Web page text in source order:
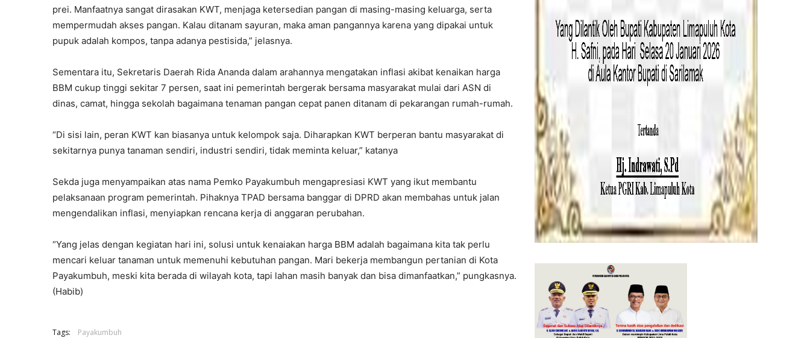
prei. Manfaatnya sangat dirasakan KWT, menjaga ketersedian pangan di masing-masing keluarga, serta
mempermudah akses pangan. Kalau ditanam sayuran, maka aman pangannya karena yang dipakai untuk
pupuk adalah kompos, tanpa adanya pestisida,” jelasnya.
Sementara itu, Sekretaris Daerah Rida Ananda dalam arahannya mengatakan inflasi akibat kenaikan harga
BBM cukup tinggi sekitar 7 persen, saat ini pemerintah bergerak bersama masyarakat mulai dari ASN di
dinas, camat, hingga sekolah bagaimana tenaman pangan cepat panen ditanam di pekarangan rumah-rumah.
“Di sisi lain, peran KWT kan biasanya untuk kelompok saja. Diharapkan KWT berperan bantu masyarakat di
sekitarnya punya tanaman sendiri, industri sendiri, tidak meminta keluar,” katanya
Sekda juga menyampaikan atas nama Pemko Payakumbuh mengapresiasi KWT yang ikut membantu
pelaksanaan program pemerintah. Pihaknya TPAD bersama banggar di DPRD akan membahas untuk jalan
mengendalikan inflasi, menyiapkan rencana kerja di anggaran perubahan.
“Yang jelas dengan kegiatan hari ini, solusi untuk kenaiakan harga BBM adalah bagaimana kita tak perlu
mencari keluar tanaman untuk memenuhi kebutuhan pangan. Mari bekerja membangun pertanian di Kota
Payakumbuh, meski kita berada di wilayah kota, tapi lahan masih banyak dan bisa dimanfaatkan,” pungkasnya.
(Habib)
Tags: Payakumbuh